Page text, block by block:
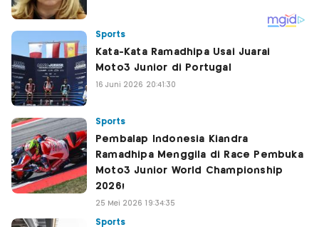
Sports
Kata-Kata Ramadhipa Usai Juarai
Moto3 Junior di Portugal
16 Juni 2026 20:41:30
Sports
Pembalap Indonesia Kiandra
Ramadhipa Menggila di Race Pembuka
Moto3 Junior World Championship
2026!
25 Mei 2026 19:34:35
Sports